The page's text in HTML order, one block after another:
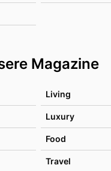
Magazine
Living
Luxury
Food
Travel